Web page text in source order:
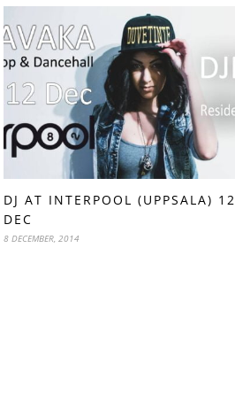
DJ AT INTERPOOL (UPPSALA) 12
DEC
8 DECEMBER, 2014